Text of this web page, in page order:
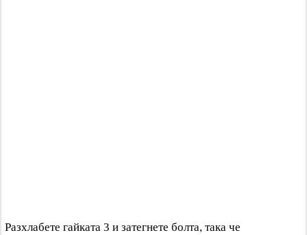
Разхлабете гайката 3 и затегнете болта, така че